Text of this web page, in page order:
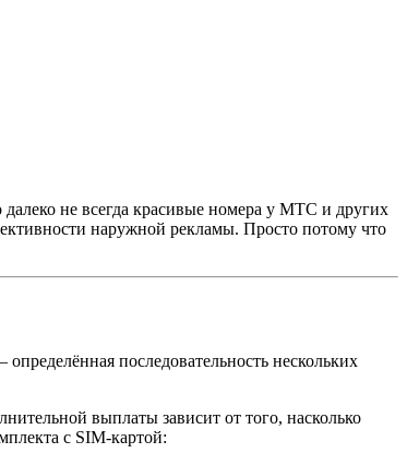
не всегда красивые номера у МТС и других
наружной рекламы. Просто потому что
последовательность нескольких
выплаты зависит от того, насколько
с SIM-картой: